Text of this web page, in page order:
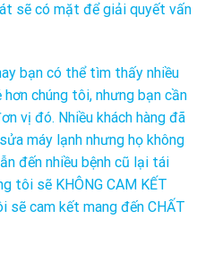
sẽ có mặt để giải quyết vấn
bạn có thể tìm thấy nhiều
chúng tôi, nhưng bạn cần
vị đó. Nhiều khách hàng đã
máy lạnh nhưng họ không
đến nhiều bệnh cũ lại tái
tôi sẽ KHÔNG CAM KẾT
sẽ cam kết mang đến CHẤT